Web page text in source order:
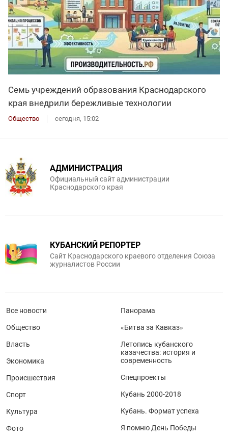
Семь учреждений образования Краснодарского
края внедрили бережливые технологии
Общество сегодня, 15:02
АДМИНИСТРАЦИЯ
Официальный сайт администрации
Краснодарского края
КУБАНСКИЙ РЕПОРТЕР
Сайт Краснодарского краевого отделения Союза
журналистов России
Все новости
Общество
Власть
Экономика
Происшествия
Спорт
Культура
Фото
Панорама
«Битва за Кавказ»
Летопись кубанского
казачества: история и
современность
Спецпроекты
Кубань 2000-2018
Кубань. Формат успеха
Я помню День Победы